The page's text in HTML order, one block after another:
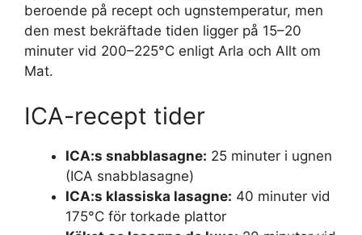
beroende på recept och ugnstemperatur, men
den mest bekräftade tiden ligger på 15–20
minuter vid 200–225°C enligt Arla och Allt om
Mat.
ICA-recept tider
ICA:s snabblasagne: 25 minuter i ugnen
(ICA snabblasagne)
ICA:s klassiska lasagne: 40 minuter vid
175°C för torkade plattor